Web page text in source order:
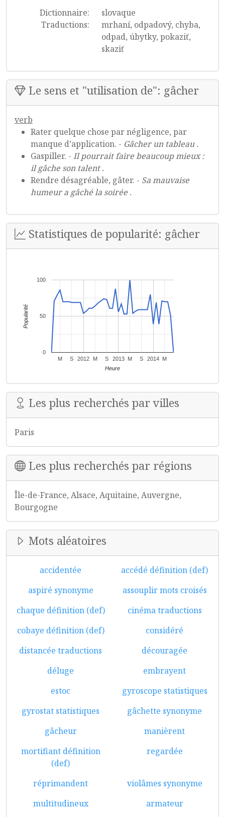
Dictionnaire:
slovaque
Traductions:
mrhaní, odpadový, chyba,
odpad, úbytky, pokaziť,
skaziť
Le sens et "utilisation de": gâcher
verb
Rater quelque chose par négligence, par
manque d’application. - Gâcher un tableau .
Gaspiller. - Il pourrait faire beaucoup mieux :
il gâche son talent .
Rendre désagréable, gâter. - Sa mauvaise
humeur a gâché la soirée .
Statistiques de popularité: gâcher
2012 2013 2014
M S M S M S M
0
50
100
Heure
Popularité
Les plus recherchés par villes
Paris
Les plus recherchés par régions
Île-de-France, Alsace, Aquitaine, Auvergne,
Bourgogne
Mots aléatoires
accidentée
accédé définition (def)
aspiré synonyme
assouplir mots croisés
chaque définition (def)
cinéma traductions
cobaye définition (def)
considéré
distancée traductions
découragée
déluge
embrayent
estoc
gyroscope statistiques
gyrostat statistiques
gâchette synonyme
gâcheur
manièrent
mortifiant définition
(def)
regardée
réprimandent
violâmes synonyme
multitudineux
armateur